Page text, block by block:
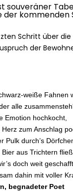
souveräner
der kommenden
Schritt über
der
weiße Fahnen
alle
Emotion hochkocht,
zum Anschlag
Pulk durch’s
aus Trichtern
doch weit geschafft.
dahin mit voller
begnadeter Poet